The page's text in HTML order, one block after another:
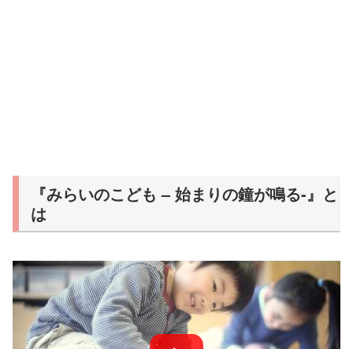
『みらいのこども – 始まりの鐘が鳴る-』と
は